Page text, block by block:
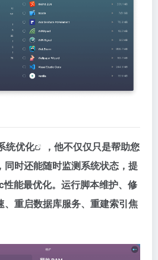
统优化
，他不仅仅只是帮助您
同时还能随时监测系统状态，提
能最优化。运行脚本维护、修
、重启数据库服务、重建索引焦